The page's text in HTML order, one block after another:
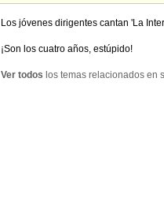
Los jóvenes dirigentes cantan 'La
¡Son los cuatro años, estúpido!
Ver todos los temas relacionados en